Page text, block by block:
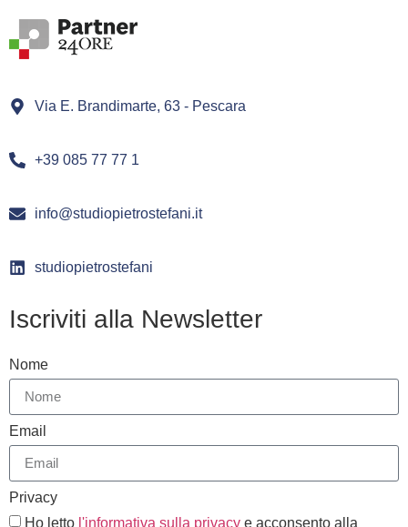
Via E. Brandimarte, 63 - Pescara
+39 085 77 77 1
info@studiopietrostefani.it
studiopietrostefani
Iscriviti alla Newsletter
Nome
Email
Privacy
Ho letto l'informativa sulla privacy e acconsento alla